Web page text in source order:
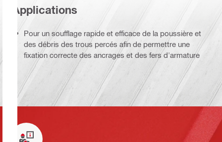
Applications
Pour un soufflage rapide et efficace de la poussière et
des débris des trous percés afin de permettre une
fixation correcte des ancrages et des fers d'armature